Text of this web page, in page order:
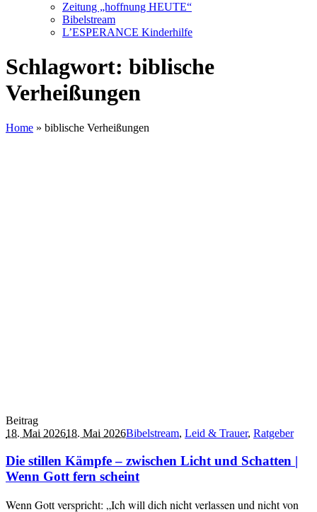
Zeitung „hoffnung HEUTE“
Bibelstream
L’ESPERANCE Kinderhilfe
Schlagwort: biblische
Verheißungen
Home » biblische Verheißungen
Beitrag
18. Mai 202618. Mai 2026Bibelstream, Leid & Trauer, Ratgeber
Die stillen Kämpfe – zwischen Licht und Schatten |
Wenn Gott fern scheint
Wenn Gott verspricht: „Ich will dich nicht verlassen und nicht von